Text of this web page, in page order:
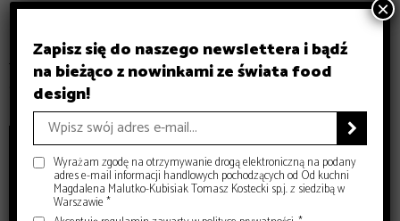
Dodaj komentarz
Twój adres email nie zostanie opublikowany.Wymagane pola
są oznaczone*
Komentarz*
Zapisz się do naszego newslettera i bądź
na bieżąco z nowinkami ze świata food
design!

Wyrażam zgodę na otrzymywanie drogą elektroniczną na podany
adres e-mail informacji handlowych pochodzących od Od kuchni
Magdalena Malutko-Kubisiak Tomasz Kostecki sp.j. z siedzibą w
Warszawie *
×